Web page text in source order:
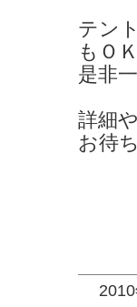
テン
もＯ
是非
詳細
お待
2010